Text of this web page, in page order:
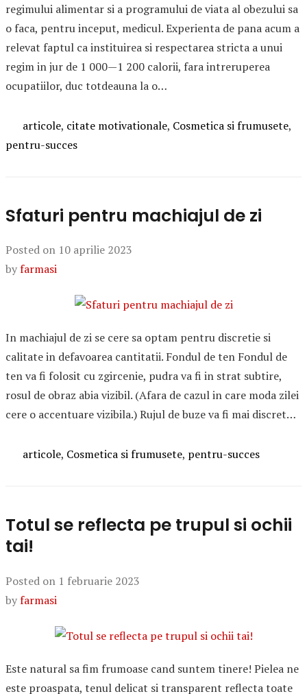
regimului alimentar si a programului de viata al obezului sa
o faca, pentru inceput, medicul. Experienta de pana acum a
relevat faptul ca instituirea si respectarea stricta a unui
regim in jur de 1 000—1 200 calorii, fara intreruperea
ocupatiilor, duc totdeauna la o…
Categories
articole, citate motivationale, Cosmetica si frumusete,
pentru-succes
Sfaturi pentru machiajul de zi
Posted on 10 aprilie 2023
byfarmasi
In machiajul de zi se cere sa optam pentru discretie si
calitate in defavoarea cantitatii. Fondul de ten Fondul de
ten va fi folosit cu zgircenie, pudra va fi in strat subtire,
rosul de obraz abia vizibil. (Afara de cazul in care moda zilei
cere o accentuare vizibila.) Rujul de buze va fi mai discret…
Categories
articole, Cosmetica si frumusete, pentru-succes
Totul se reflecta pe trupul si ochii
tai!
Posted on 1 februarie 2023
byfarmasi
Este natural sa fim frumoase cand suntem tinere! Pielea ne
este proaspata, tenul delicat si transparent reflecta toate